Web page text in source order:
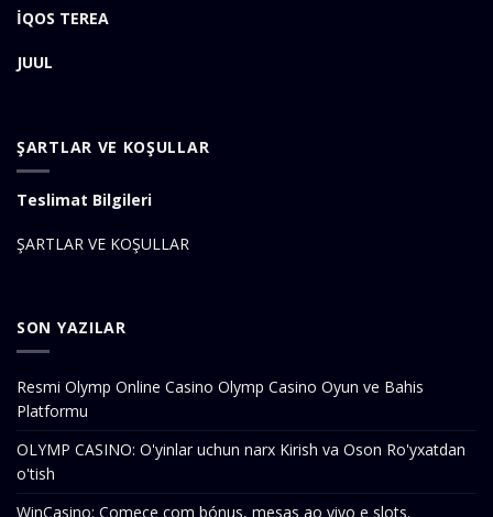
İQOS TEREA
JUUL
ŞARTLAR VE KOŞULLAR
Teslimat Bilgileri
ŞARTLAR VE KOŞULLAR
SON YAZILAR
Resmi Olymp Online Casino Olymp Casino Oyun ve Bahis
Platformu
OLYMP CASINO: O'yinlar uchun narx Kirish va Oson Ro'yxatdan
o'tish
WinCasino: Comece com bónus, mesas ao vivo e slots.